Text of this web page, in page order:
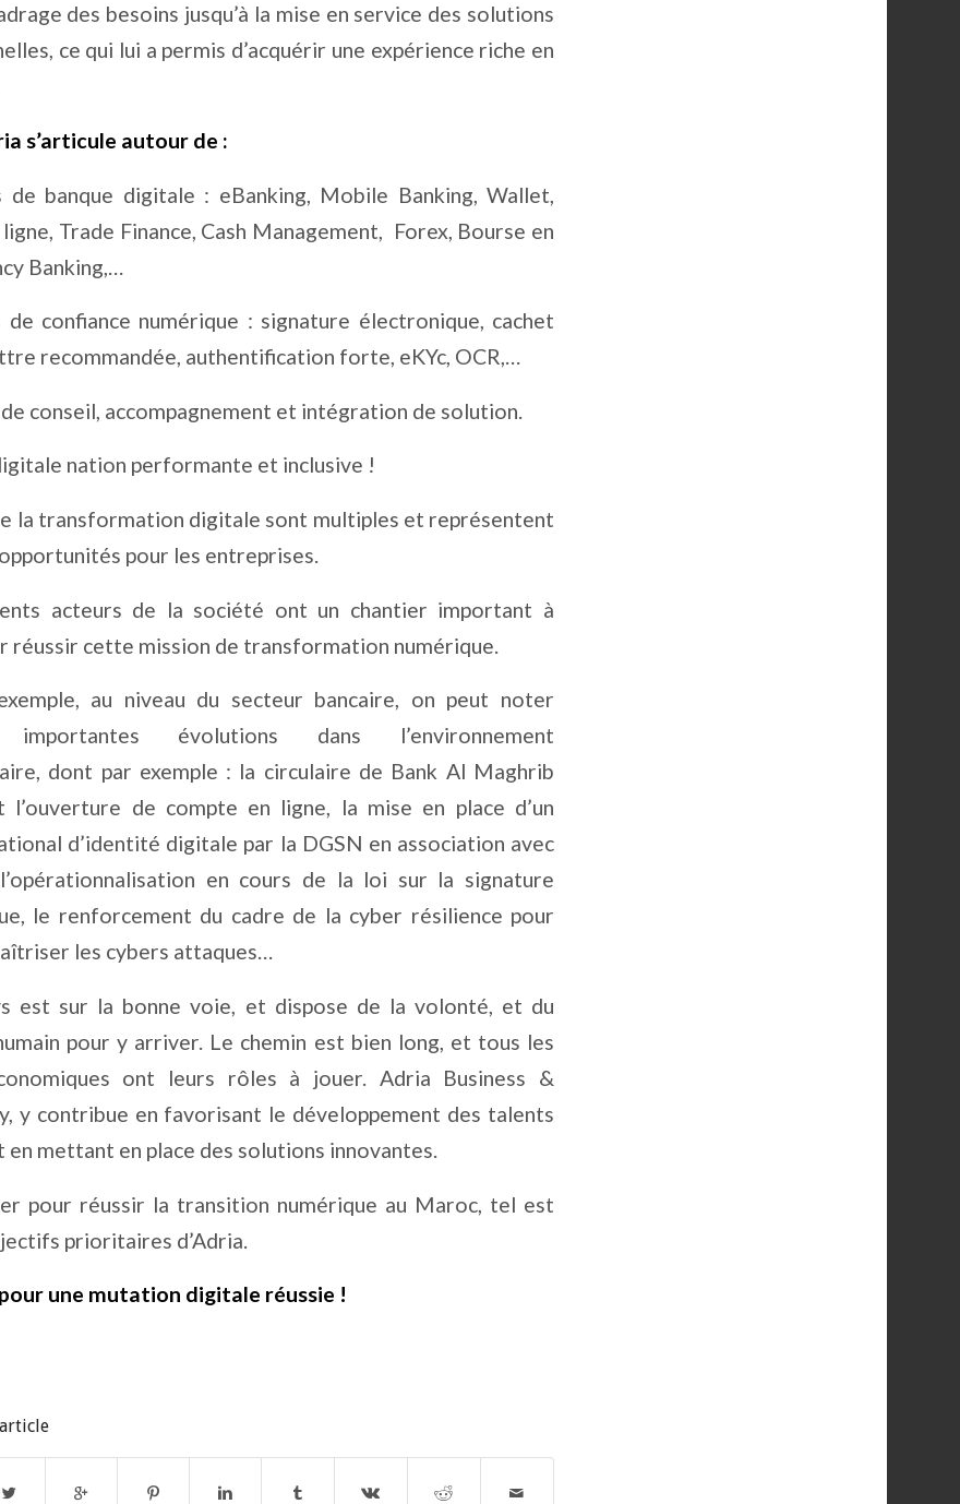
des besoins jusqu’à la mise en service des solutions
ce qui lui a permis d’acquérir une expérience riche en
s’articule autour de :
de banque digitale : eBanking, Mobile Banking, Wallet,
Trade Finance, Cash Management, Forex, Bourse en
Banking,…
de confiance numérique : signature électronique, cachet
recommandée, authentification forte, eKYc, OCR,…
conseil, accompagnement et intégration de solution.
nation performante et inclusive !
la transformation digitale sont multiples et représentent
pour les entreprises.
acteurs de la société ont un chantier important à
réussir cette mission de transformation numérique.
au niveau du secteur bancaire, on peut noter
importantes évolutions dans l’environnement
dont par exemple : la circulaire de Bank Al Maghrib
l’ouverture de compte en ligne, la mise en place d’un
d’identité digitale par la DGSN en association avec
en cours de la loi sur la signature
le renforcement du cadre de la cyber résilience pour
les cybers attaques…
est sur la bonne voie, et dispose de la volonté, et du
pour y arriver. Le chemin est bien long, et tous les
ont leurs rôles à jouer. Adria Business &
y contribue en favorisant le développement des talents
en mettant en place des solutions innovantes.
pour réussir la transition numérique au Maroc, tel est
prioritaires d’Adria.
une mutation digitale réussie !